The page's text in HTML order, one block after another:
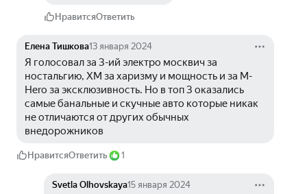
НравитсяОтветить
Елена Тишкова13 января 2024
Я голосовал за 3-ий электро москвич за
ностальгию, XM за харизму и мощность и за M-
Hero за эксклюзивность. Но в топ 3 оказались
самые банальные и скучные авто которые никак
не отличаются от других обычных
внедорожников
НравитсяОтветить 1
Svetla Olhovskaya15 января 2024